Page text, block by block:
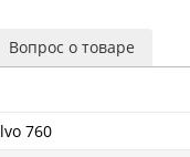
Вопрос о товаре
760